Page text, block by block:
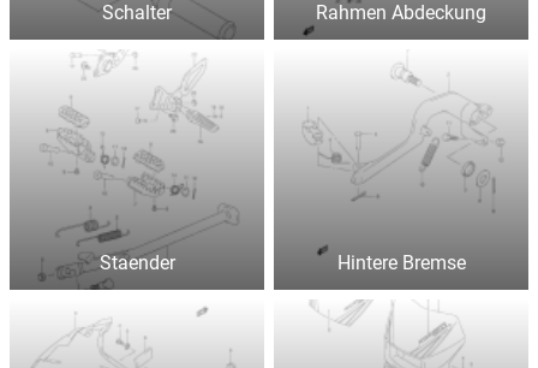
Schalter Rahmen Abdeckung
Staender Hintere Bremse